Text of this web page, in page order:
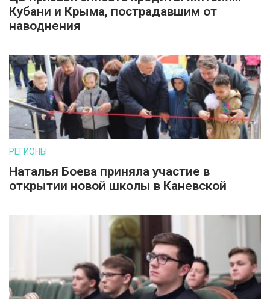
Кубани и Крыма, пострадавшим от
наводнения
РЕГИОНЫ
Наталья Боева приняла участие в
открытии новой школы в Каневской